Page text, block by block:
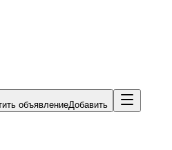
объявлениеДобавить